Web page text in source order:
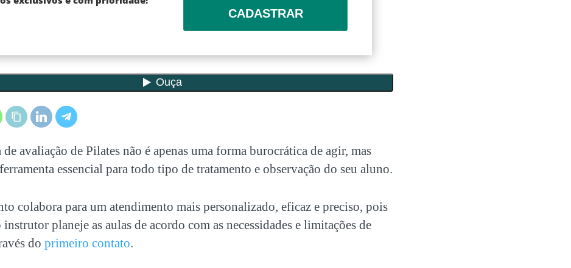
CADASTRAR
avaliação de Pilates não é apenas uma forma burocrática de agir, mas
essencial para todo tipo de tratamento e observação do seu aluno.
colabora para um atendimento mais personalizado, eficaz e preciso, pois
planeje as aulas de acordo com as necessidades e limitações de
do primeiro contato.